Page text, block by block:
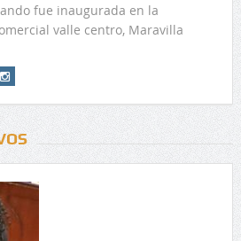
fue inaugurada en la
valle centro, Maravilla